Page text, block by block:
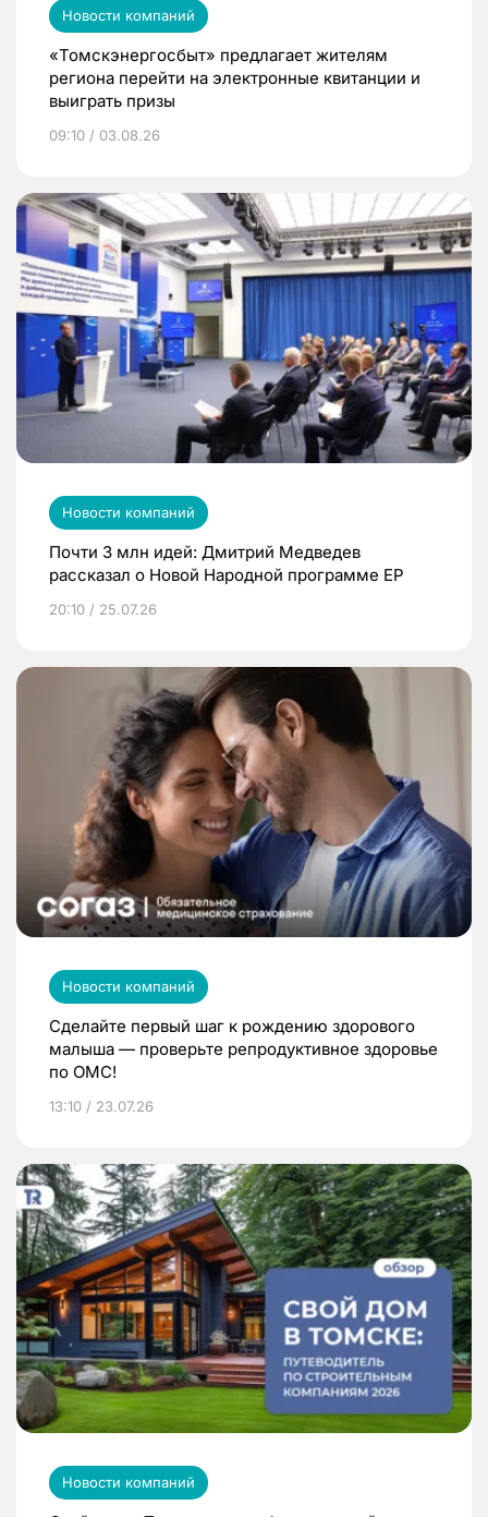
Новости компаний
«Томскэнергосбыт» предлагает жителям
региона перейти на электронные квитанции и
выиграть призы
09:10 / 03.08.26
Новости компаний
Почти 3 млн идей: Дмитрий Медведев
рассказал о Новой Народной программе ЕР
20:10 / 25.07.26
Новости компаний
Сделайте первый шаг к рождению здорового
малыша — проверьте репродуктивное здоровье
по ОМС!
13:10 / 23.07.26
Новости компаний